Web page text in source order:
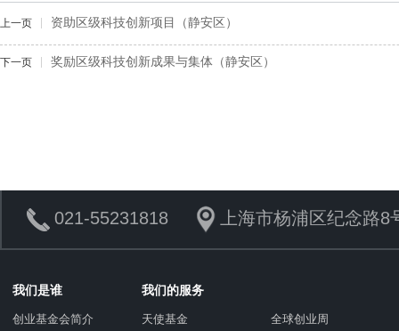
上一页 资助区级科技创新项目（静安区）
下一页 奖励区级科技创新成果与集体（静安区）
021-55231818 上海市杨浦区纪念路
我们是谁
创业基金会简介
我们的服务
天使基金
全球创业周